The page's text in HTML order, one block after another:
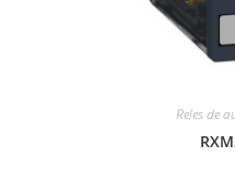
Reles de